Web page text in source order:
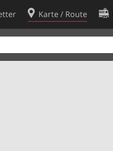
Karte / Route